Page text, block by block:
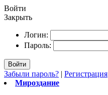
Войти
Закрыть
Логин:
Пароль:
Войти
Забыли пароль? | Регистрация
Мироздание